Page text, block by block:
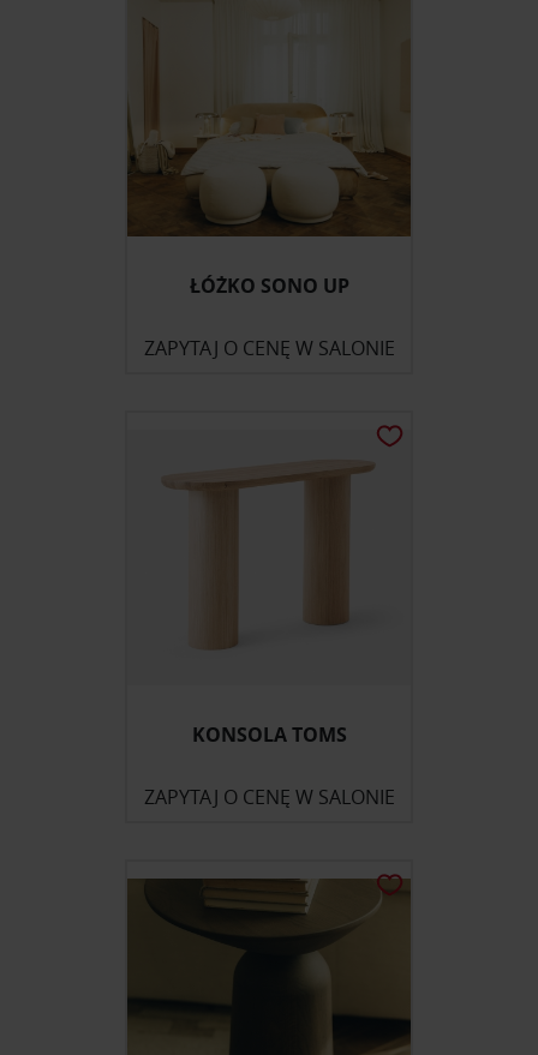
ŁÓŻKO SONO UP
ZAPYTAJ O CENĘ W SALONIE
KONSOLA TOMS
ZAPYTAJ O CENĘ W SALONIE